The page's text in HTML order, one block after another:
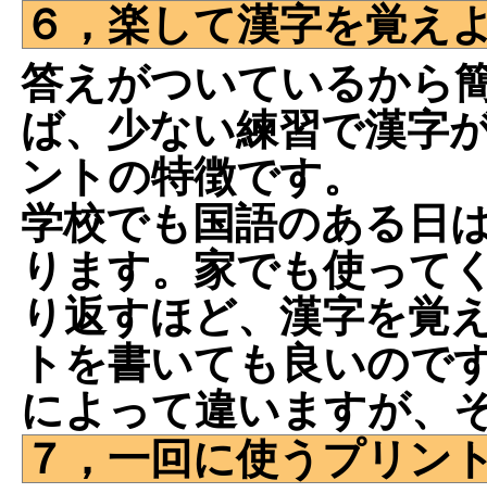
６，楽して漢字を覚え
答えがついているから
ば、少ない練習で漢字
ントの特徴です。
学校でも国語のある日
ります。家でも使って
り返すほど、漢字を覚
トを書いても良いので
によって違いますが、
７，一回に使うプリン